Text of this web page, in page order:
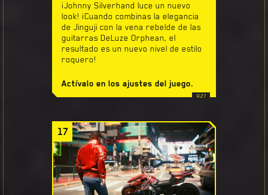
¡Johnny Silverhand luce un nuevo
look! ¡Cuando combinas la elegancia
de Jinguji con la vena rebelde de las
guitarras DeLuze Orphean, el
resultado es un nuevo nivel de estilo
roquero!
Actívalo en los ajustes del juego.
17